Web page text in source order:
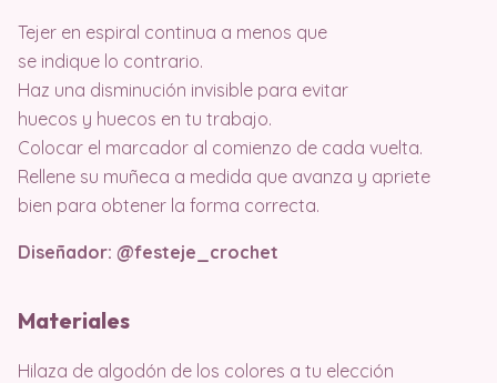
Tejer en espiral continua a menos que
se indique lo contrario.
Haz una disminución invisible para evitar
huecos y huecos en tu trabajo.
Colocar el marcador al comienzo de cada vuelta.
Rellene su muñeca a medida que avanza y apriete
bien para obtener la forma correcta.
Diseñador: @festeje_crochet
Materiales
Hilaza de algodón de los colores a tu elección